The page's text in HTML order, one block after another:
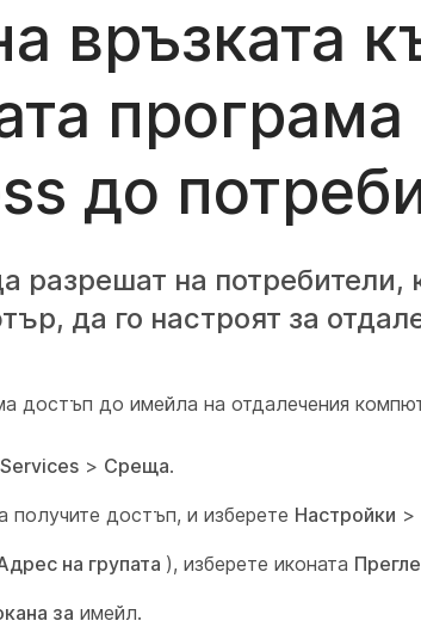
връзката
програма
до
разрешат на потребители,
да го настроят за
достъп до имейла на отдалечения
Services > Среща.
получите достъп, и изберете Настройки >
на групата ), изберете иконата
за имейл.